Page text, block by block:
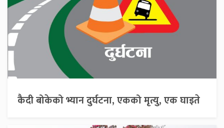
कैदी बोकेको भ्यान दुर्घटना, एकको मृत्यु, एक घाइते